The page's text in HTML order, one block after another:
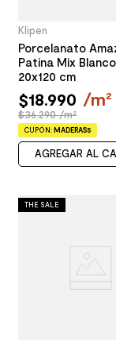
Klipen
Porcelanato
Patina Mix
20x120 cm
$18.990 /m²
$36.290 /m²
CUPÓN:MADERAS5
AGREGAR AL
THE SALE